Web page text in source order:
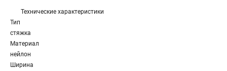
Технические характеристики
Тип
стяжка
Материал
нейлон
Ширина